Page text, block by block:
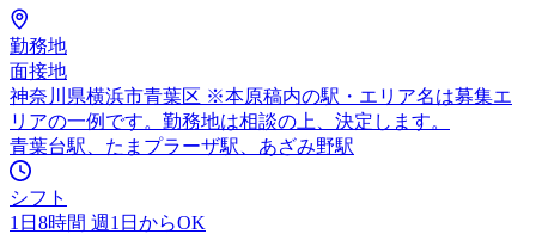
勤務地
面接地
神奈川県横浜市青葉区 ※本原稿内の駅・エリア名は募集エ
リアの一例です。勤務地は相談の上、決定します。
青葉台駅、たまプラーザ駅、あざみ野駅
シフト
1日8時間 週1日からOK